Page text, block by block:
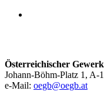
Österreichischer
Johann-Böhm-Platz 1, A-
e-Mail: oegb@oegb.at